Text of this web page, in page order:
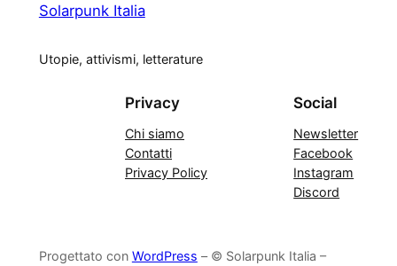
Solarpunk Italia
Utopie, attivismi, letterature
Privacy
Chi siamo
Contatti
Privacy Policy
Social
Newsletter
Facebook
Instagram
Discord
Progettato con WordPress – © Solarpunk Italia –